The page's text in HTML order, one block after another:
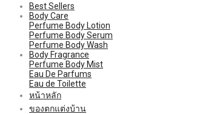
Best Sellers
Body Care
Perfume Body Lotion
Perfume Body Serum
Perfume Body Wash
Body Fragrance
Perfume Body Mist
Eau De Parfums
Eau de Toilette
หน้าหลัก
ของตกแต่งบ้าน